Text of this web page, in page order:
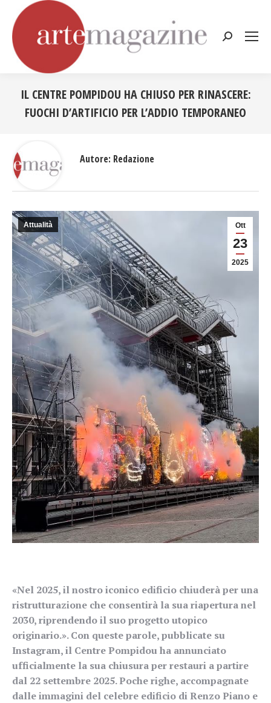
Cerca:
IL CENTRE POMPIDOU HA CHIUSO PER RINASCERE:
FUOCHI D’ARTIFICIO PER L’ADDIO TEMPORANEO
Ott
23
2025
Attualità
«Nel 2025, il nostro iconico edificio chiuderà per una
ristrutturazione che consentirà la sua riapertura nel
2030, riprendendo il suo progetto utopico
originario.». Con queste parole, pubblicate su
Instagram, il Centre Pompidou ha annunciato
ufficialmente la sua chiusura per restauri a partire
dal 22 settembre 2025. Poche righe, accompagnate
dalle immagini del celebre edificio di Renzo Piano e
Autore: Redazione